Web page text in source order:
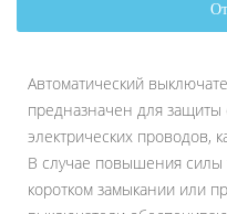
Автоматический
предназначен для защиты
электрических проводов,
В случае повышения силы
коротком замыкании или